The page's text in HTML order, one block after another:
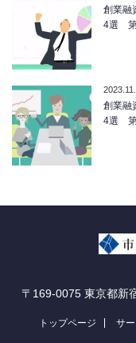
創業融
4選
創業融
4選
〒169-0075 東京都新
トップページ サ